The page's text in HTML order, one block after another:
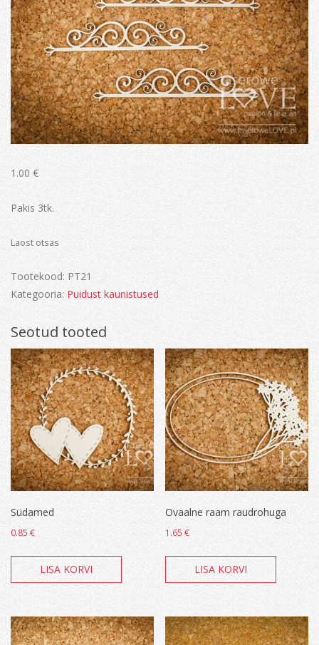
1.00 €
Pakis 3tk.
Laost otsas
Tootekood: PT21
Kategooria: Puidust kaunistused
Seotud tooted
Südamed
0.85 €
LISA KORVI
Ovaalne raam raudrohuga
1.65€
LISA KORVI